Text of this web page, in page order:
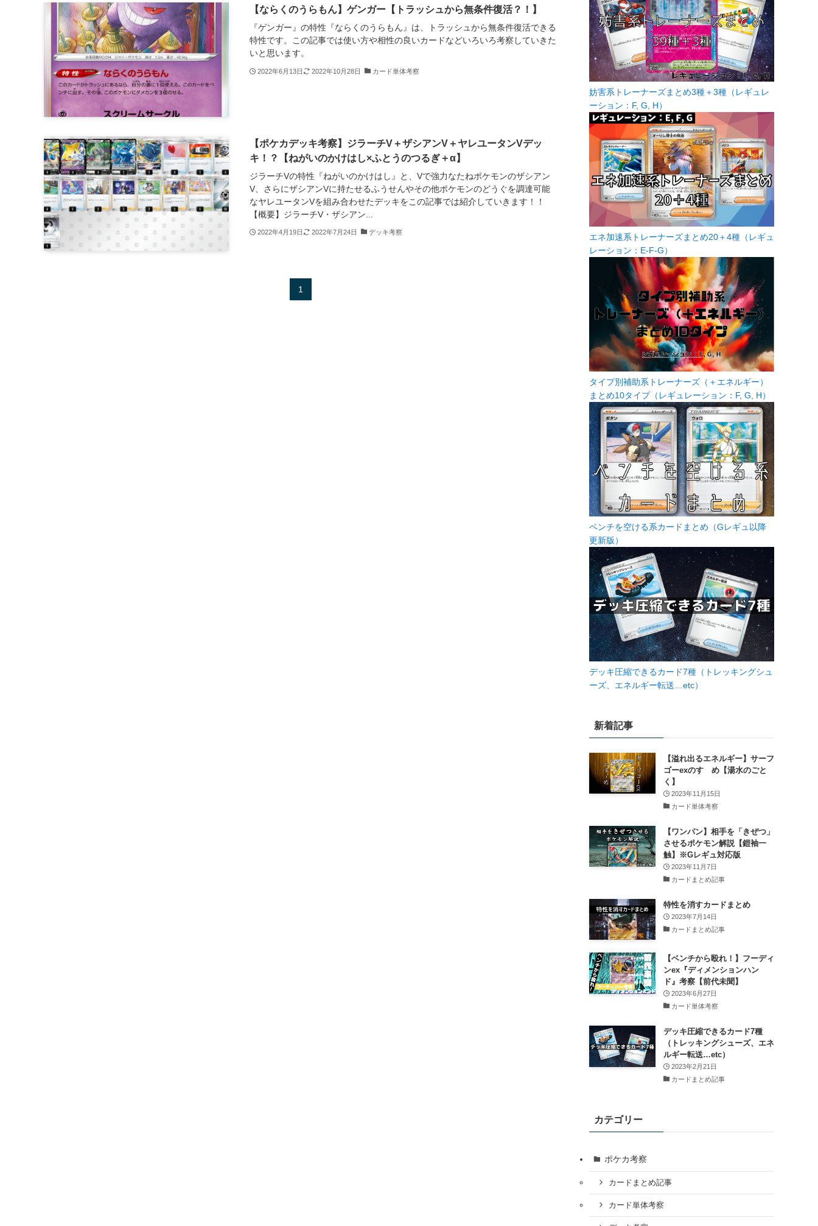
【ならくのうらもん】ゲンガー【トラッシュから無条件復活？！】
『ゲンガー』の特性『ならくのうらもん』は、トラッシュから無条件復活できる
特性です。この記事では使い方や相性の良いカードなどいろいろ考察していきた
いと思います。
2022年6月13日 2022年10月28日 カード単体考察
【ポケカデッキ考察】ジラーチV＋ザシアンV＋ヤレユータンVデッ
キ！？【ねがいのかけはし×ふとうのつるぎ＋α】
ジラーチVの特性『ねがいのかけはし』と、Vで強力なたねポケモンのザシアン
V、さらにザシアンVに持たせるふうせんやその他ポケモンのどうぐを調達可能
なヤレユータンVを組み合わせたデッキをこの記事では紹介していきます！！
【概要】ジラーチV・ザシアン...
2022年4月19日 2022年7月24日 デッキ考察
1
妨害系トレーナーズまとめ3種＋3種（レギュレ
ーション：F, G, H）
エネ加速系トレーナーズまとめ20＋4種（レギュ
レーション：E-F-G）
タイプ別補助系トレーナーズ（＋エネルギー）
まとめ10タイプ（レギュレーション：F, G, H）
ベンチを空ける系カードまとめ（Gレギュ以降
更新版）
デッキ圧縮できるカード7種（トレッキングシュ
ーズ、エネルギー転送…etc）
新着記事
【溢れ出るエネルギー】サーフ
ゴーexのすゝめ【湯水のごと
く】
2023年11月15日
カード単体考察
【ワンパン】相手を「きぜつ」
させるポケモン解説【鎧袖一
触】※Gレギュ対応版
2023年11月7日
カードまとめ記事
特性を消すカードまとめ
2023年7月14日
カードまとめ記事
【ベンチから殴れ！】フーディ
ンex『ディメンションハン
ド』考察【前代未聞】
2023年6月27日
カード単体考察
デッキ圧縮できるカード7種
（トレッキングシューズ、エネ
ルギー転送…etc）
2023年2月21日
カードまとめ記事
カテゴリー
ポケカ考察
カードまとめ記事
カード単体考察